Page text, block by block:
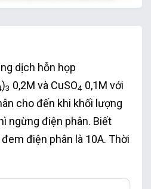
dịch hỗn họp
)3 0,2M và CuSO4 0,1M với
cho đến khi khối lượng
ngừng điện phân. Biết
điện phân là 10A. Thời